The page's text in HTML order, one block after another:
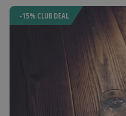
-15% CLUB DEAL